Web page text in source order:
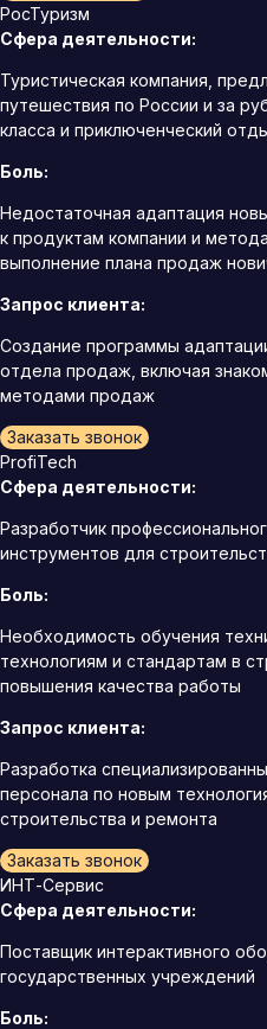
РосТуризм
Сфера деятельности:
Туристическая компания,
путешествия по России и за
класса и приключенческий
Боль:
Недостаточная адаптация
к продуктам компании и
выполнение плана продаж
Запрос клиента:
Создание программы
отдела продаж, включая
методами продаж
Заказать звонок
ProfiTech
Сфера деятельности:
Разработчик
инструментов для
Боль:
Необходимость обучения
технологиям и стандартам в
повышения качества работы
Запрос клиента:
Разработка
персонала по новым
строительства и ремонта
Заказать звонок
ИНТ-Сервис
Сфера деятельности:
Поставщик интерактивного
государственных учреждений
Боль: